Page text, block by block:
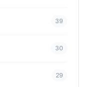
39
30
29